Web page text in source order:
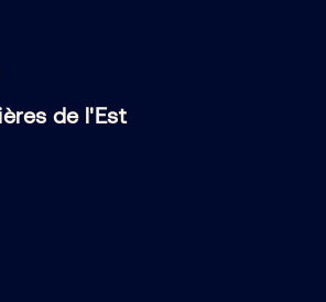
de l'Est